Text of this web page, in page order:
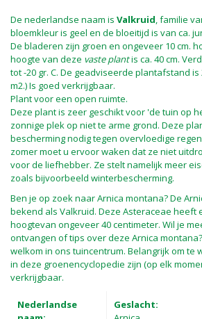
De nederlandse naam is Valkruid, familie
bloemkleur is geel en de bloeitijd is van ca.
De bladeren zijn groen en ongeveer 10 cm.
hoogte van deze vaste plantis ca. 40 cm.
tot -20 gr. C. De geadviseerde plantafstand is
m2.) Is goed verkrijgbaar.
Plant voor een open ruimte.
Deze plant is zeer geschikt voor 'de tuin op
zonnige plek op niet te arme grond. Deze
bescherming nodig tegen overvloedige
zomer moet u ervoor waken dat ze niet
voor de liefhebber. Ze stelt namelijk meer
zoals bijvoorbeeld winterbescherming.
Ben je op zoek naar Arnica montana? De
bekend als Valkruid. Deze Asteraceae heeft
hoogtevan ongeveer 40 centimeter. Wil je
ontvangen of tips over deze Arnica
welkom in ons tuincentrum. Belangrijk om te
in deze groenencyclopedie zijn (op elk
verkrijgbaar.
Nederlandse
Geslacht: